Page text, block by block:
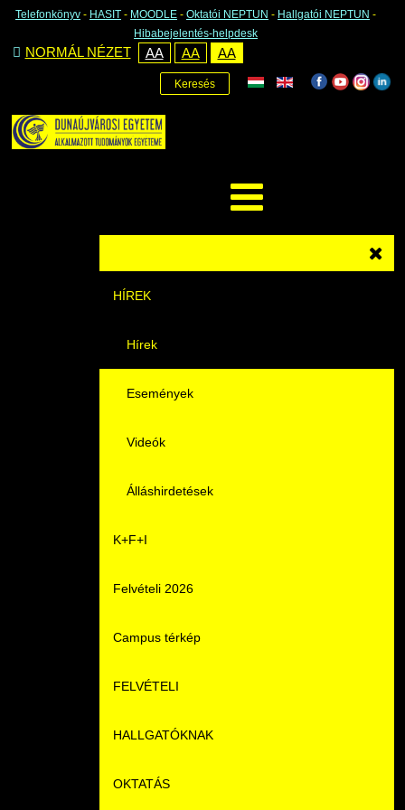
Telefonkönyv - HASIT - MOODLE - Oktatói NEPTUN - Hallgatói NEPTUN -
Hibabejelentés-helpdesk
NORMÁL NÉZET AA AA AA
Keresés
HÍREK
Hírek
Események
Videók
Álláshirdetések
K+F+I
Felvételi 2026
Campus térkép
FELVÉTELI
Pontozási rendszer szabályai
Felvetteknek
HALLGATÓKNAK
Képzéseink
OKTATÁS